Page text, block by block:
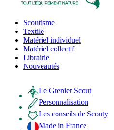
Scoutisme
Textile
Matériel individuel
Matériel collectif
Librairie
Nouveautés
Le Grenier Scout
Personnalisation
Les conseils de Scouty
Made in France